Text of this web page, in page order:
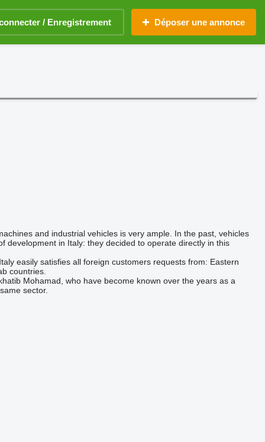
/ Enregistrement Déposer une annonce
and industrial vehicles is very ample. In the past, vehicles
development in Italy: they decided to operate directly in this
easily satisfies all foreign customers requests from: Eastern
countries.
Mohamad, who have become known over the years as a
sector.